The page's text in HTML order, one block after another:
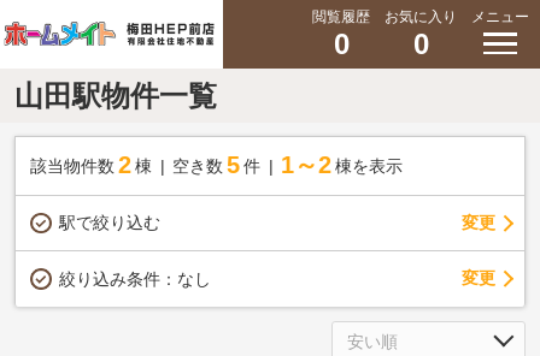
閲覧履歴
0
お気に入り
0
メニュー
山田駅物件一覧
該当物件数 2棟 空き数 5 件 1～2 棟を表示
駅で絞り込む 変更
絞り込み条件： なし 変更